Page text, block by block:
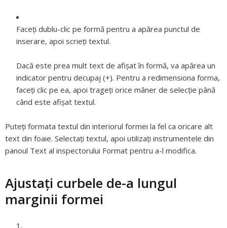
Faceți dublu-clic pe formă pentru a apărea punctul de
inserare, apoi scrieți textul.
Dacă este prea mult text de afișat în formă, va apărea un
indicator pentru decupaj (+). Pentru a redimensiona forma,
faceți clic pe ea, apoi trageți orice mâner de selecție până
când este afișat textul.
Puteți formata textul din interiorul formei la fel ca oricare alt
text din foaie. Selectați textul, apoi utilizați instrumentele din
panoul Text al inspectorului Format pentru a-l modifica.
Ajustați curbele de-a lungul
marginii formei